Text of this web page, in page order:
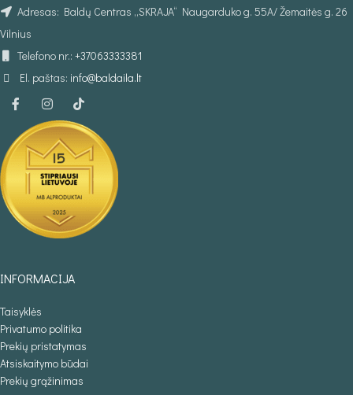
Adresas: Baldų Centras „SKRAJA“ Naugarduko g. 55A/ Žemaitės g. 26
Vilnius
Telefono nr.: +37063333381
El. paštas: info@baldaila.lt
INFORMACIJA
Taisyklės
Privatumo politika
Prekių pristatymas
Atsiskaitymo būdai
Prekių grąžinimas